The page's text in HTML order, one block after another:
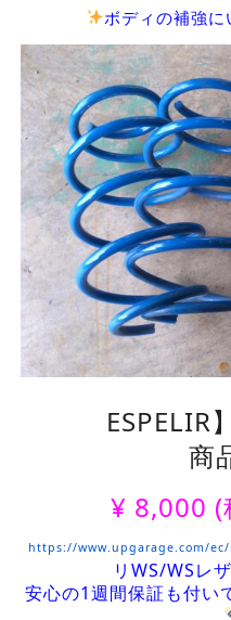
ボディの補強に
ESPELIR
商
¥ 8,000
https://www.upgarage.com/
リWS/WSレ
安心の1週間保証も付い